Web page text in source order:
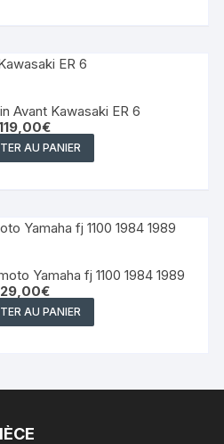
Avant Kawasaki ER 6
€
AU PANIER
Yamaha fj 1100 1984 1989
29,00€
AU PANIER